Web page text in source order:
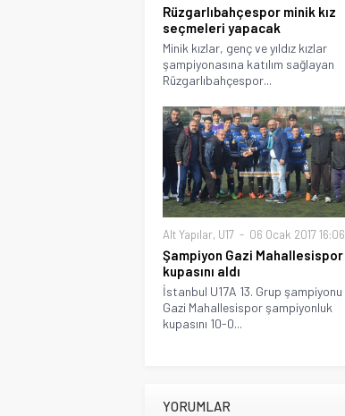
Rüzgarlıbahçespor minik kız
seçmeleri yapacak
Minik kızlar, genç ve yıldız kızlar
şampiyonasına katılım sağlayan
Rüzgarlıbahçespor...
Alt Yapılar, U17 06 Ocak 2017 16:06
Şampiyon Gazi Mahallesispor
kupasını aldı
İstanbul U17A 13. Grup şampiyonu
Gazi Mahallesispor şampiyonluk
kupasını 10-0...
YORUMLAR